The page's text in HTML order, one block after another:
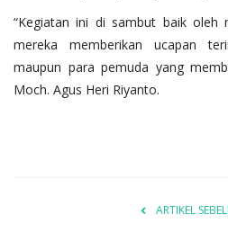
“Kegiatan ini di sambut baik oleh
mereka memberikan ucapan
maupun para pemuda yang
Moch. Agus Heri Riyanto.
ARTIKEL